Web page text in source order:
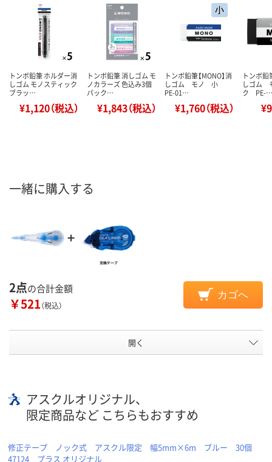
トンボ鉛筆 ホルダー消
しゴム モノスティック
ブラッ…
¥1,120（税込）
トンボ鉛筆 消しゴム モ
ノカラーズ 色込み3個
パック…
¥1,843（税込）
トンボ鉛筆【MONO】消
しゴム モノ 小
PE-01…
¥1,760（税込）
トンボ鉛
しゴム
ク PE-…
一緒に購入する
2点の合計金額
￥521（税込）
カゴへ
開く
アスクルオリジナル、
限定商品など こちらもおすすめ
修正テープ ノック式 アスクル限定 幅5mm×6m ブルー 30個
47124 プラス オリジナル